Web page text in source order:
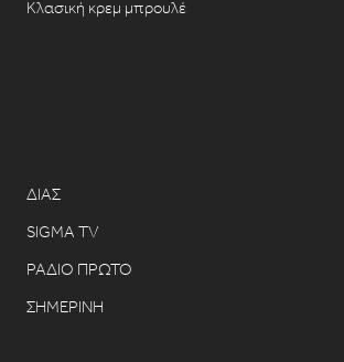
Κλασική κρεμ μπρουλέ
ΔΙΑΣ
SIGMA TV
ΡΑΔΙΟ ΠΡΩΤΟ
ΣΗΜΕΡΙΝΗ